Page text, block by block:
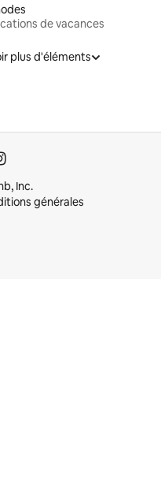
de vacances
plus d'éléments
Inc.
générales